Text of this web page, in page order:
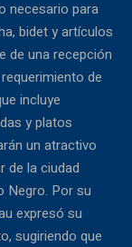
necesario para
bidet y artículos
de una recepción
de
incluye
y platos
un atractivo
de la ciudad
Negro. Por su
expresó su
sugiriendo que